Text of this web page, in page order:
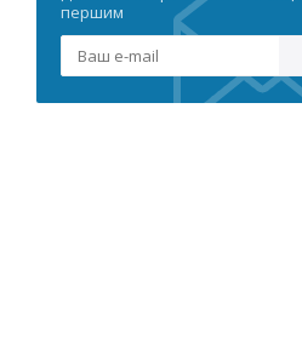
Агата
Аллегра
Альба
Аризона
першим